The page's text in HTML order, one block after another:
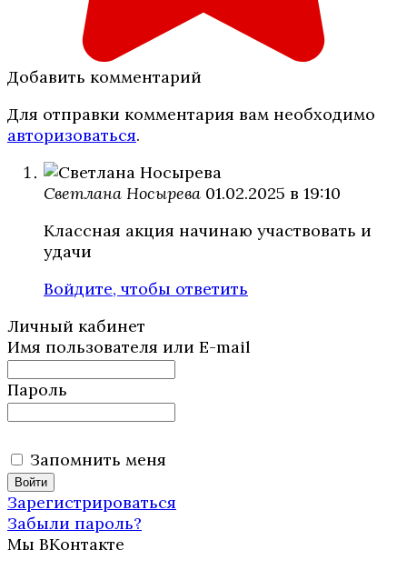
Добавить комментарий
Для отправки комментария вам необходимо
авторизоваться.
Светлана Носырева 01.02.2025 в 19:10
Классная акция начинаю участвовать и
удачи
Войдите, чтобы ответить
Личный кабинет
Имя пользователя или E-mail
Пароль
Запомнить меня
Зарегистрироваться
Забыли пароль?
Мы ВКонтакте